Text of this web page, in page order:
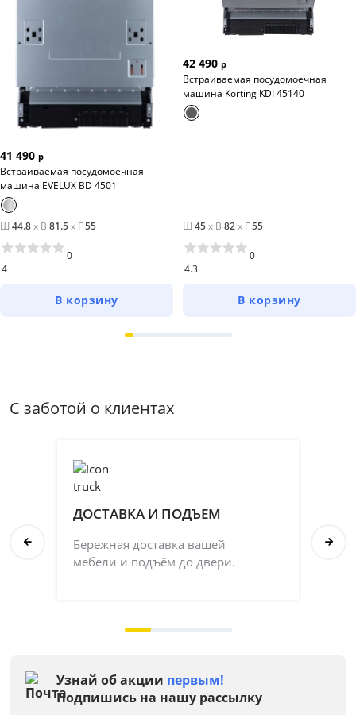
41 490 р
Встраиваемая посудомоечная
машина EVELUX BD 4501
Ш 44.8x В 81.5x Г55
4
0
В корзину
42 490 р
Встраиваемая посудомоечная
машина Korting KDI 45140
Ш 45x В 82x Г55
4.3
0
В корзину
С заботой о клиентах
ДОСТАВКА И ПОДЪЕМ
Бережная доставка вашей
мебели и подъём до двери.
Узнай об акции первым!
Подпишись на нашу рассылку